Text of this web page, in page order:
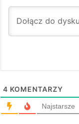
4 KOMENTARZY
Najstarsze